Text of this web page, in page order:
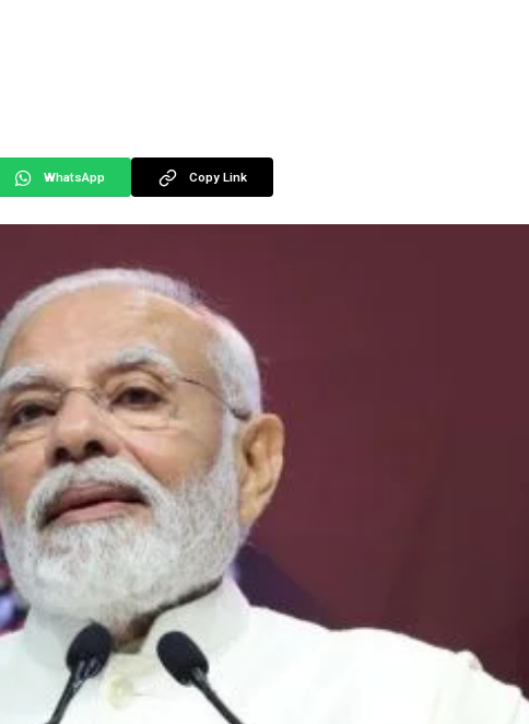
WhatsApp Copy Link